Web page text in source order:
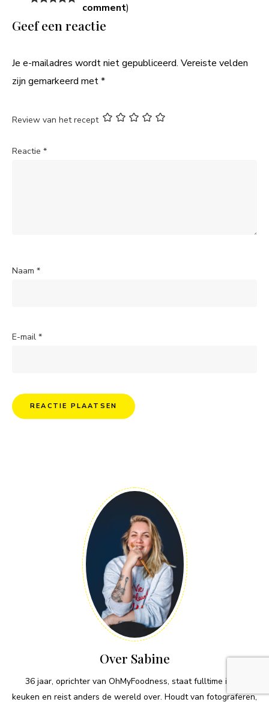
comment)
Geef een reactie
Je e-mailadres wordt niet gepubliceerd. Vereiste velden
zijn gemarkeerd met*
Review van het recept
Reactie *
Naam *
E-mail *
Over Sabine
36 jaar, oprichter van OhMyFoodness, staat fulltime in de
keuken en reist anders de wereld over. Houdt van fotograferen,